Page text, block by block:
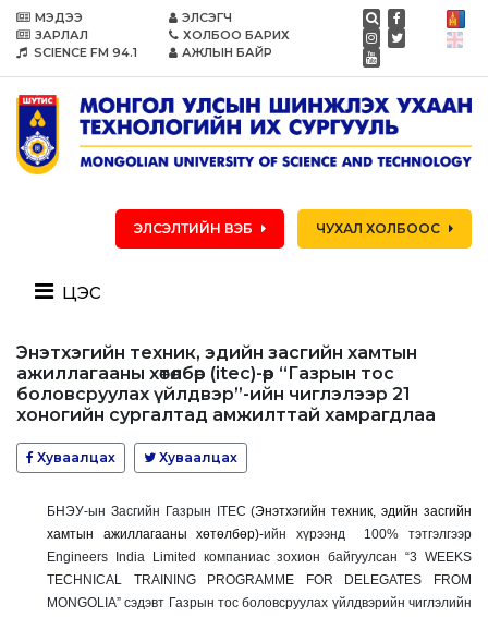
МЭДЭЭ
ЗАРЛАЛ
SCIENCE FM 94.1
ЭЛСЭГЧ
ХОЛБОО БАРИХ
АЖЛЫН БАЙР
ЭЛСЭЛТИЙН ВЭБ ЧУХАЛ ХОЛБООС
цэс
Энэтхэгийн техник, эдийн засгийн хамтын
ажиллагааны хөтөлбөр (itec)-өөр “Газрын тос
боловсруулах үйлдвэр”-ийн чиглэлээр 21
хоногийн сургалтад амжилттай хамрагдлаа
Хуваалцах Хуваалцах
БНЭУ-ын Засгийн Газрын ITEC (Энэтхэгийн техник, эдийн засгийн
хамтын ажиллагааны хөтөлбөр)-ийн хүрээнд 100% тэтгэлгээр
Engineers India Limited компаниас зохион байгуулсан “3 WEEKS
TECHNICAL TRAINING PROGRAMME FOR DELEGATES FROM
MONGOLIA” сэдэвт Газрын тос боловсруулах үйлдвэрийн чиглэлийн